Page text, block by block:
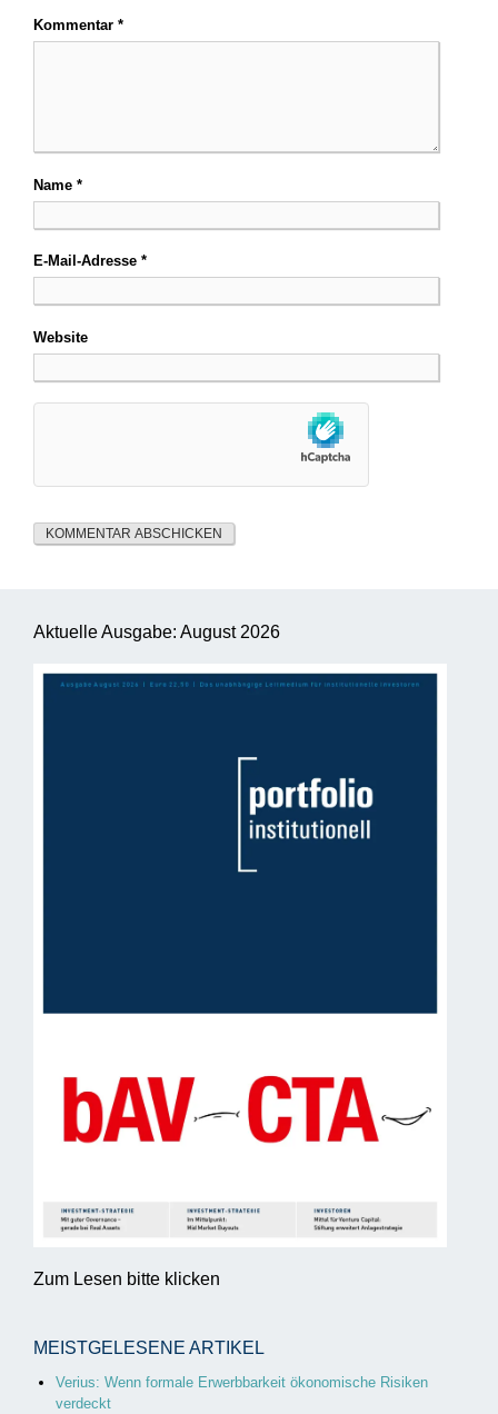
Kommentar *
Name *
E-Mail-Adresse *
Website
Aktuelle Ausgabe: August 2026
Zum Lesen bitte klicken
MEISTGELESENE ARTIKEL
Verius: Wenn formale Erwerbbarkeit ökonomische Risiken
verdeckt